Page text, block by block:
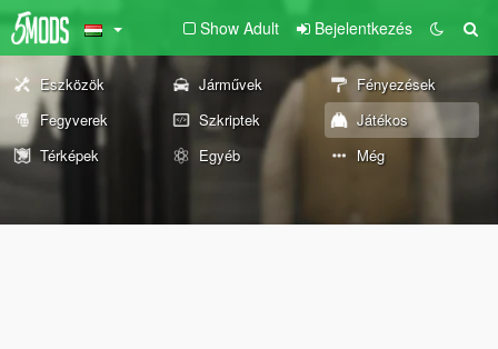
Show Adult Bejelentkezés
Eszközök Járművek
Fényezések
Fegyverek
Szkriptek
Játékos
Térképek
Egyéb Még